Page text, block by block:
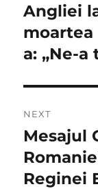
articole
post:
Angliei
moartea
a: „Ne-
NEXT
Next
post:
Mesajul
Reginei